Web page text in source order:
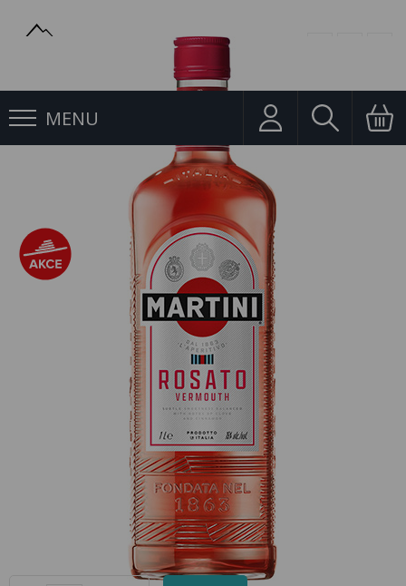
MENU
Martini Rosato 1l 15%
Martini Rosato 1l 15%
Přidat do oblíbených produktů
Foto produktu se může od skutečnosti mírně lišit.
43474500